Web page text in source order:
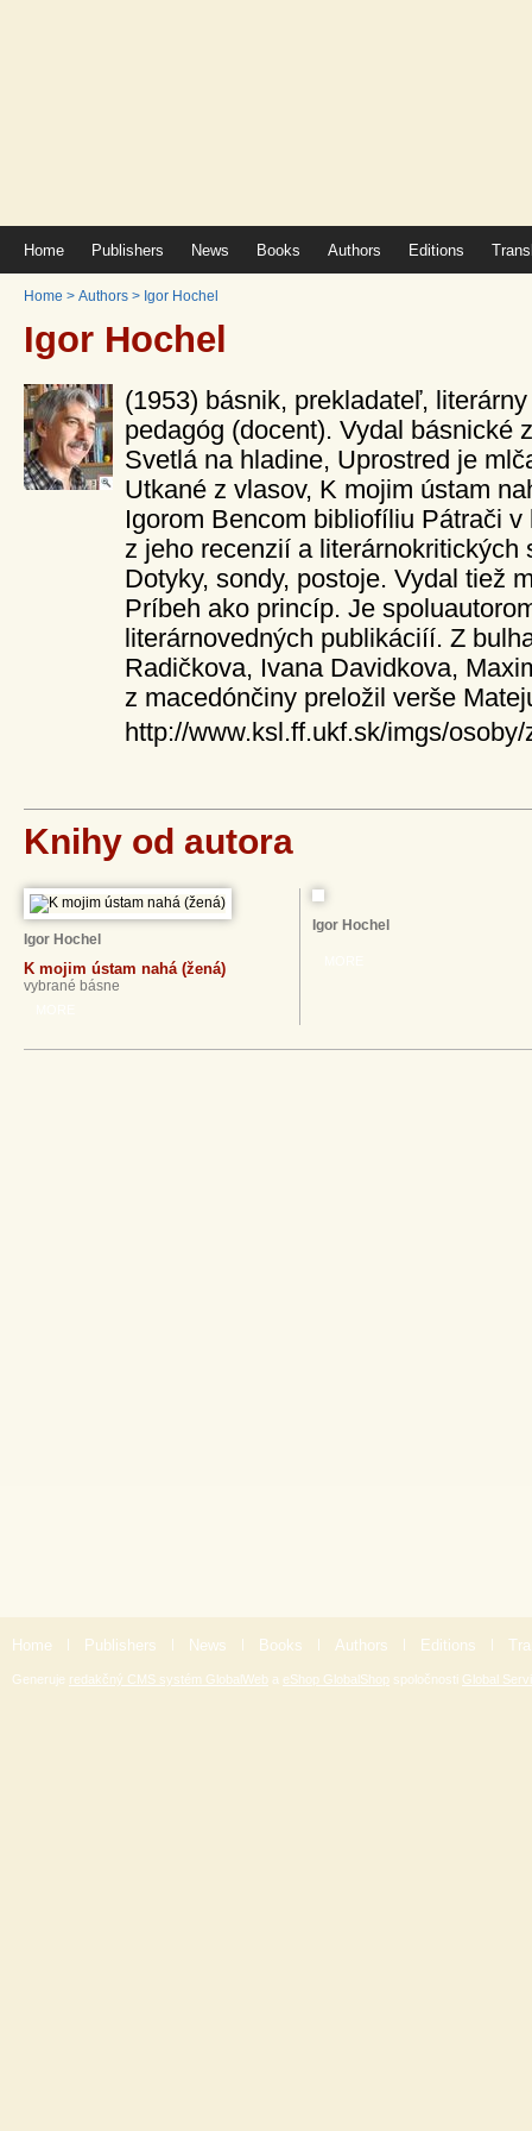
Home Publishers News Books Authors Editions
Home > Authors > Igor Hochel
Igor Hochel
(1953) básnik, prekladateľ,
pedagóg (docent). Vydal básnické
Svetlá na hladine, Uprostred je
Utkané z vlasov, K mojim ústam
Igorom Bencom bibliofíliu Pátrači
z jeho recenzií a literárnokritických
Dotyky, sondy, postoje. Vydal tiež
Príbeh ako princíp. Je
literárnovedných publikáciíí. Z
Radičkova, Ivana Davidkova,
z macedónčiny preložil verše
http://www.ksl.ff.ukf.sk/imgs/
Knihy od autora
Igor Hochel
K mojim ústam nahá (žená)
vybrané básne
Igor Hochel
Home | Publishers | News | Books | Authors | Editions |
Generuje redakčný CMS systém GlobalWeb a eShop GlobalShop spoločnosti Global